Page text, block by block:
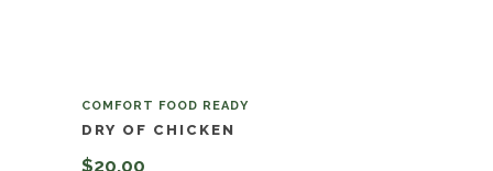
COMFORT FOOD READY
DRY OF CHICKEN
$20.00